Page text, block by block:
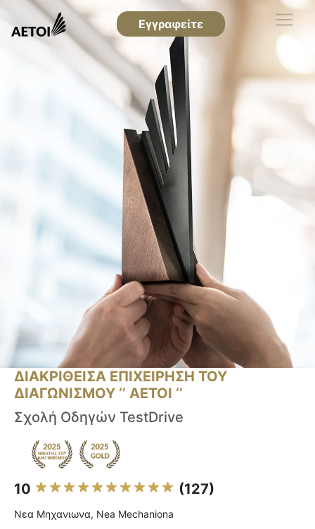
Εγγραφείτε
ΔΙΑΚΡΙΘΕΙΣΑ ΕΠΙΧΕΙΡΗΣΗ ΤΟΥ
ΔΙΑΓΩΝΙΣΜΟΥ ‘’ ΑΕΤΟΙ ‘’
Σχολή Οδηγών TestDrive
10 (127)
Νεα Μηχανιωνα, Nea Mechaniona